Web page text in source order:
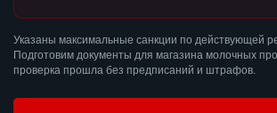
Указаны максимальные санкции по действующей
Подготовим документы для магазина молочных
проверка прошла без предписаний и штрафов.